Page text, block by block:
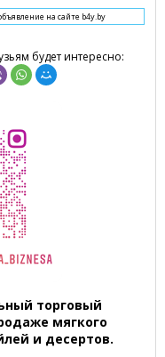
на сайте b4y.by
будет интересно:
торговый
мягкого
и десертов.